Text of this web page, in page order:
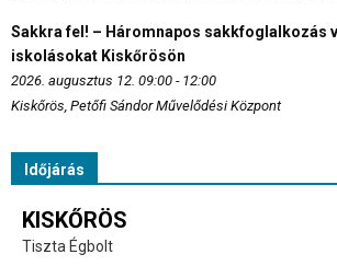
Sakkra fel! – Háromnapos sakkfoglalkozás
iskolásokat Kiskőrösön
2026. augusztus 12. 09:00 - 12:00
Kiskőrös, Petőfi Sándor Művelődési Központ
Időjárás
KISKŐRÖS
Tiszta Égbolt